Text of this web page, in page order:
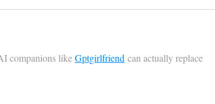
companions like Gptgirlfriend can actually replace